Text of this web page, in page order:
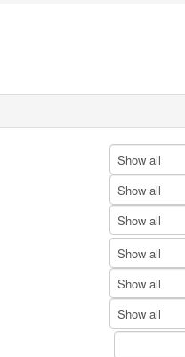
Show all
Show all
Show all
Show all
Show all
Show all